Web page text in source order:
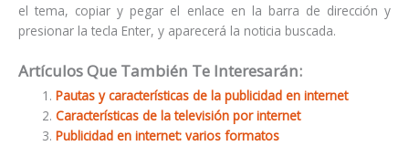
el tema, copiar y pegar el enlace en la barra de dirección y
presionar la tecla Enter, y aparecerá la noticia buscada.
Artículos Que También Te Interesarán:
Pautas y características de la publicidad en internet
Características de la televisión por internet
Publicidad en internet: varios formatos